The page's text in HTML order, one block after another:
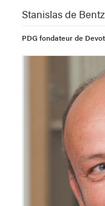
Stanislas de
PDG fondateur de